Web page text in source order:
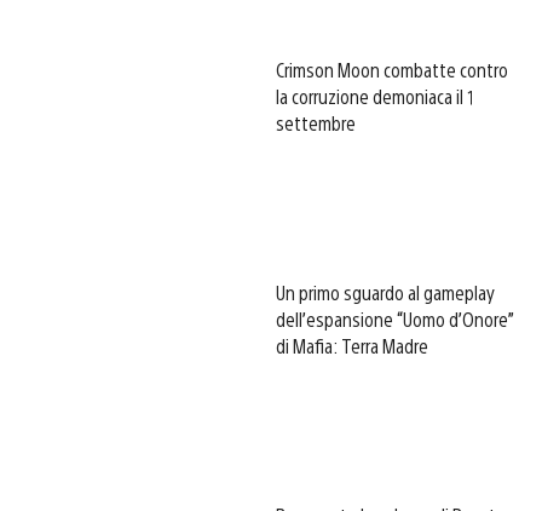
Crimson Moon combatte contro
la corruzione demoniaca il 1
settembre
Un primo sguardo al gameplay
dell’espansione “Uomo d’Onore”
di Mafia: Terra Madre